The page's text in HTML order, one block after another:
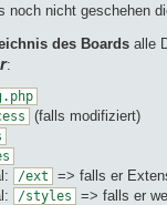
noch nicht geschehen
des Boards alle
:
(falls modifiziert)
/ext
=> falls er
/styles
=> falls er